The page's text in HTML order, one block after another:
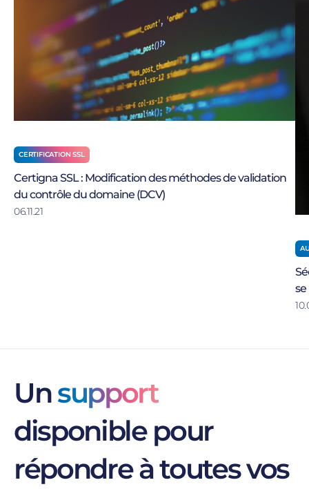
CERTIFICATION SSL
Certigna SSL : Modification des méthodes de validation
du contrôle du domaine (DCV)
06.11.21
Unsupport
disponible pour
répondre à toutes vos